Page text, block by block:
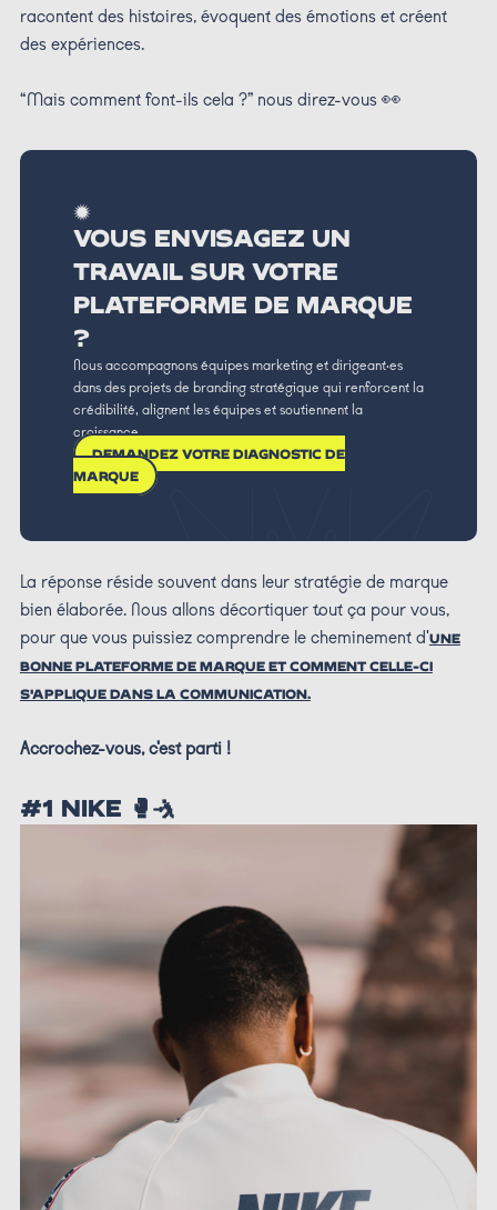
racontent des histoires, évoquent des émotions et créent
des expériences.
“Mais comment font-ils cela ?” nous direz-vous 👀
VOUS ENVISAGEZ UN
TRAVAIL SUR VOTRE
PLATEFORME DE MARQUE
?
Nous accompagnons équipes marketing et dirigeant·es
dans des projets de branding stratégique qui renforcent la
crédibilité, alignent les équipes et soutiennent la
croissance.
DEMANDEZ VOTRE DIAGNOSTIC DE
MARQUE
La réponse réside souvent dans leur stratégie de marque
bien élaborée. Nous allons décortiquer tout ça pour vous,
pour que vous puissiez comprendre le cheminement d'UNE
BONNE PLATEFORME DE MARQUE ET COMMENT CELLE-CI
S'APPLIQUE DANS LA COMMUNICATION.
Accrochez-vous, c'est parti !
#1 NIKE 🥊🤺